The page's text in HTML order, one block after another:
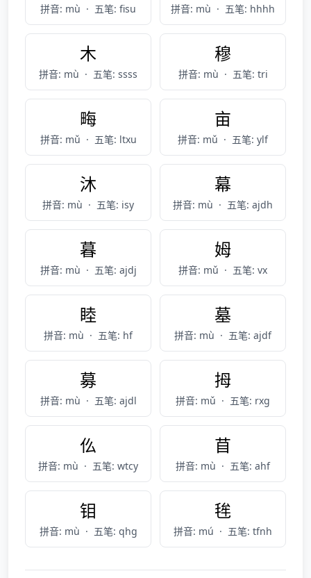
拼音: mù · 五笔: fisu 拼音: mù · 五笔: hhhh
木
拼音: mù · 五笔: ssss
穆
拼音: mù · 五笔: tri
畮
拼音: mǔ · 五笔: ltxu
亩
拼音: mǔ · 五笔: ylf
沐
拼音: mù · 五笔: isy
幕
拼音: mù · 五笔: ajdh
暮
拼音: mù · 五笔: ajdj
姆
拼音: mǔ · 五笔: vx
睦
拼音: mù · 五笔: hf
墓
拼音: mù · 五笔: ajdf
募
拼音: mù · 五笔: ajdl
拇
拼音: mǔ · 五笔: rxg
仫
拼音: mù · 五笔: wtcy
苜
拼音: mù · 五笔: ahf
钼
拼音: mù · 五笔: qhg
毪
拼音: mú · 五笔: tfnh